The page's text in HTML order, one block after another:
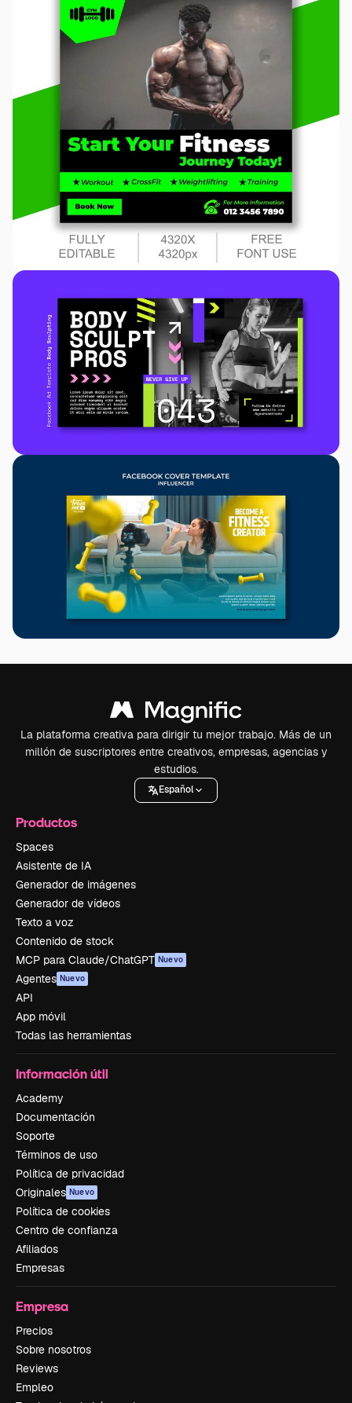
La plataforma creativa para dirigir tu mejor trabajo. Más de un
millón de suscriptores entre creativos, empresas, agencias y
estudios.
Español
Productos
Spaces
Asistente de IA
Generador de imágenes
Generador de vídeos
Texto a voz
Contenido de stock
MCP para Claude/ChatGPT Nuevo
Agentes Nuevo
API
App móvil
Todas las herramientas
Información útil
Academy
Documentación
Soporte
Términos de uso
Política de privacidad
Originales Nuevo
Política de cookies
Centro de confianza
Afiliados
Empresas
Empresa
Precios
Sobre nosotros
Reviews
Empleo